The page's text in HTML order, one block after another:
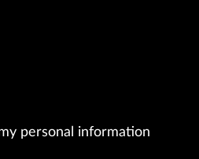
personal information